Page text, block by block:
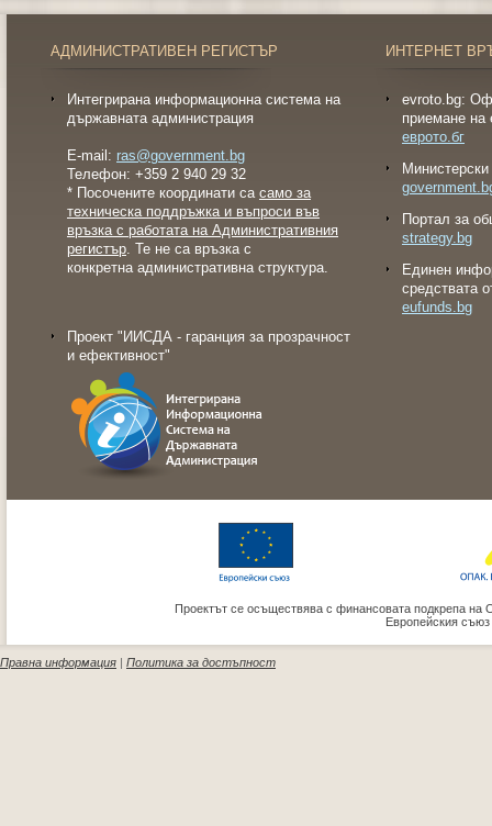
АДМИНИСТРАТИВЕН РЕГИСТЪР
Интегрирана информационна система на
държавната администрация
E-mail: ras@government.bg
Телефон: +359 2 940 29 32
* Посочените координати са само за
техническа поддръжка и въпроси във
връзка с работата на Административния
регистър. Те не са връзка с
конкретна административна структура.
Проект "ИИСДА - гаранция за прозрачност
и ефективност"
ИНТЕРНЕТ
evroto.bg:
приемане на
еврото.бг
Портал за
strategy.bg
Eдинен
средствата
eufunds.bg
Проектът се осъществява с финансовата подкрепа на
Европейския
Правна информация | Политика за достъпност